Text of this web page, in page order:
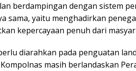
berdampingan dengan sistem
sama, yaitu menghadirkan
kepercayaan penuh dari
diarahkan pada penguatan
masih berlandaskan